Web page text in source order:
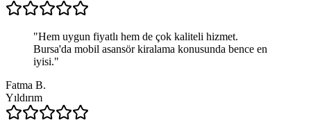
"Hem uygun fiyatlı hem de çok kaliteli hizmet.
Bursa'da mobil asansör kiralama konusunda bence en
iyisi."
Fatma B.
Yıldırım